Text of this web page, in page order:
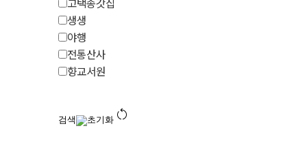
생생
야행
전통산사
향교서원
검색 초기화 restart_alt